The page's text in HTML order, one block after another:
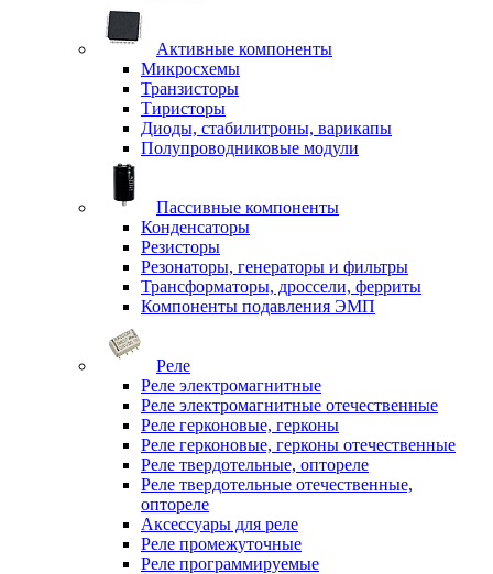
Активные компоненты
Микросхемы
Транзисторы
Тиристоры
Диоды, стабилитроны, варикапы
Полупроводниковые модули
Пассивные компоненты
Конденсаторы
Резисторы
Резонаторы, генераторы и фильтры
Трансформаторы, дроссели, ферриты
Компоненты подавления ЭМП
Реле
Реле электромагнитные
Реле электромагнитные отечественные
Реле герконовые, герконы
Реле герконовые, герконы отечественные
Реле твердотельные, оптореле
Реле твердотельные отечественные,
оптореле
Аксессуары для реле
Реле промежуточные
Реле программируемые